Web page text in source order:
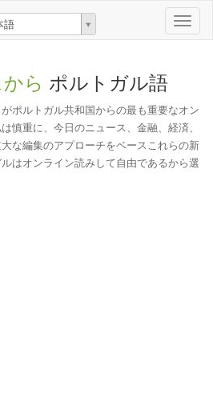
Toggle
語
ら ポルトガル語
ポルトガル共和国からの最も重要なオン
慎重に、今日のニュース、金融、経済、
な編集のアプローチをベースこれらの新
はオンライン読みして自由であるから選